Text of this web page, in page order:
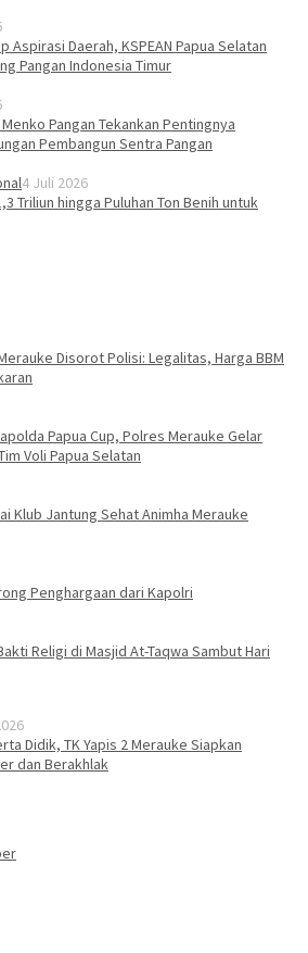
Aspirasi Daerah, KSPEAN Papua Selatan
Pangan Indonesia Timur
Pangan Tekankan Pentingnya
Pembangun Sentra Pangan
4 Juli 2026
Triliun hingga Puluhan Ton Benih untuk
Disorot Polisi: Legalitas, Harga BBM
Papua Cup, Polres Merauke Gelar
Voli Papua Selatan
Klub Jantung Sehat Animha Merauke
Penghargaan dari Kapolri
Religi di Masjid At-Taqwa Sambut Hari
Didik, TK Yapis 2 Merauke Siapkan
dan Berakhlak